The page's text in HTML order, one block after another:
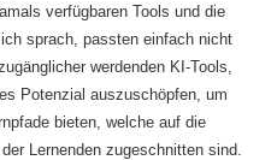
verfügbaren Tools und die
sprach, passten einfach nicht
werdenden KI-Tools,
Potenzial auszuschöpfen, um
bieten, welche auf die
Lernenden zugeschnitten sind.